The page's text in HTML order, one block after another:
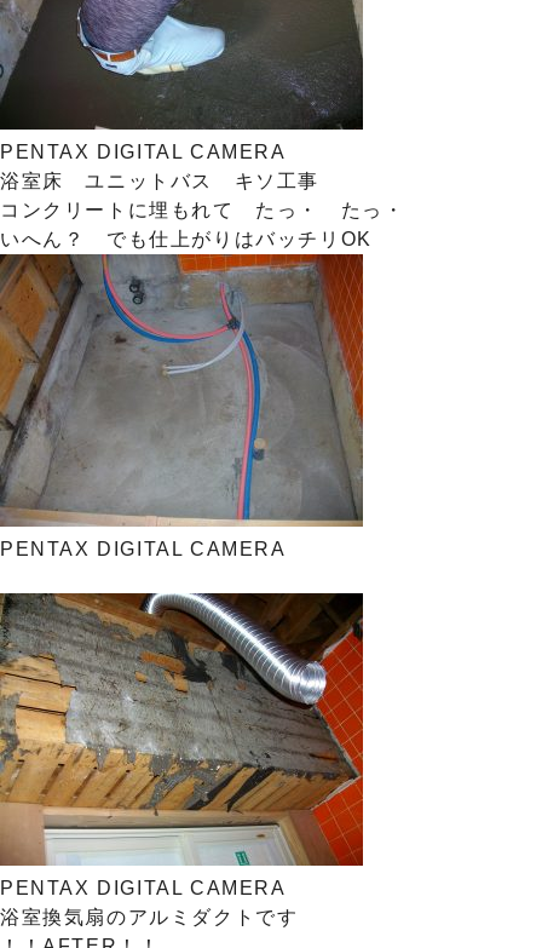
PENTAX DIGITAL CAMERA
浴室床 ユニットバス キソ工事
コンクリートに埋もれて たっ・ たっ・
いへん？ でも仕上がりはバッチリOK
PENTAX DIGITAL CAMERA
PENTAX DIGITAL CAMERA
浴室換気扇のアルミダクトです